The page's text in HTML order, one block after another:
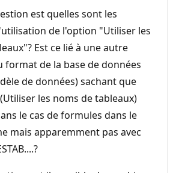
est quelles sont les
de l'option "Utiliser les
Est ce lié à une autre
format de la base de données
de données) sachant que
les noms de tableaux)
le cas de formules dans le
mais apparemment pas avec